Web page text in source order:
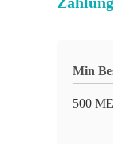
Min
500